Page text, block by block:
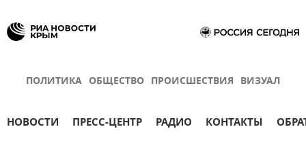
ПОЛИТИКА ОБЩЕСТВО ПРОИСШЕСТВИЯ ВИЗУАЛ
НОВОСТИ ПРЕСС-ЦЕНТР РАДИО КОНТАКТЫ